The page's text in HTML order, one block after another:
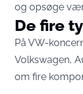
og opsøge
De fire
På VW-
Volkswagen,
om fire